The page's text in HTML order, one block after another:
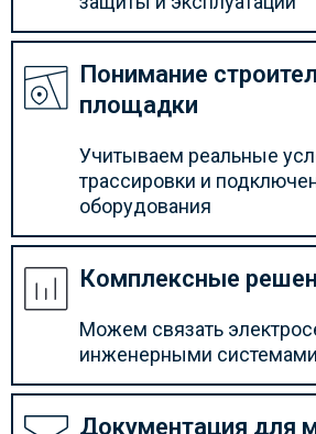
Понимание
площадки
Учитываем реальные
трассировки и
оборудования
Комплексные
Можем связать
инженерными
Документация для